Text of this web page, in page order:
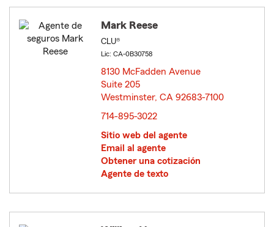
Mark Reese
CLU®
Lic: CA-0B30758
8130 McFadden Avenue
Suite 205
Westminster, CA 92683-7100
714-895-3022
Sitio web del agente
Email al agente
Obtener una cotización
Agente de texto